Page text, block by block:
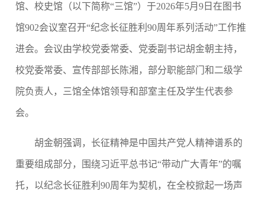
馆、校史馆（以下简称“三馆”） 于2026年5月9日 在图书
馆902会议室召开“纪念长征胜利 90周年系列活动”工作推
进会。会议由学校党委常委、党委副书记胡金朝主持，
校党委常委、宣传部部长陈湘，部分职能部门 和二级学
院负责人 ， 三馆全体馆领导和部室主任及学生代表参
会。
胡金朝强调，长征精神是中国共产党人精神谱系的
重要组成部分， 围绕习近平总书记“带动广大青年”的嘱
托，以纪念长征胜利90周年为契机，在全校掀起一场声